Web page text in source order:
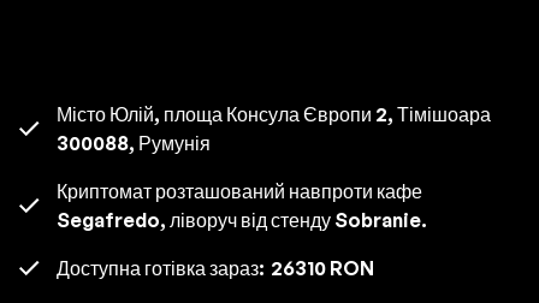
Місто Юлій, площа Консула Європи 2, Тімішоара
300088, Румунія
Криптомат розташований навпроти кафе
Segafredo, ліворуч від стенду Sobranie.
Доступна готівка зараз: 26310 RON